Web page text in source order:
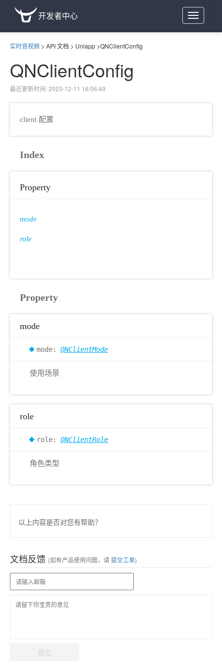
Toggle
navigation
开发者中心
实时音视频 > API 文档 > Uniapp >QNClientConfig
QNClientConfig
最近更新时间: 2023-12-11 16:06:49
client 配置
Index
Property
mode
role
Property
mode
mode: QNClientMode
使用场景
role
role: QNClientRole
角色类型
以上内容是否对您有帮助？
文档反馈 (如有产品使用问题，请提交工单)
提交